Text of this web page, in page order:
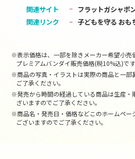
関連サイト
フラットガシャポ
関連リンク
子どもを守る おも
※表示価格は、一部を除きメーカー希望小売
プレミアムバンダイ販売価格(税10%込)です
※商品の写真・イラストは実際の商品と一部
ご了承ください。
※発売から時間の経過している商品は生産・
ざいますのでご了承ください。
※商品名・発売日・価格などこのホームペー
ございますのでご了承ください。